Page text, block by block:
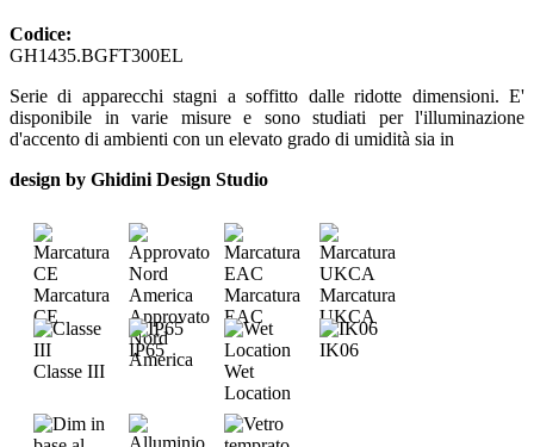
Codice:
GH1435.BGFT300EL
Serie di apparecchi stagni a soffitto dalle ridotte dimensioni. E'
disponibile in varie misure e sono studiati per l'illuminazione
d'accento di ambienti con un elevato grado di umidità sia in
design by Ghidini Design Studio
Marcatura
CE
Approvato
Nord
America
Marcatura
EAC
Marcatura
UKCA
Classe III
IP65
Wet
Location
IK06